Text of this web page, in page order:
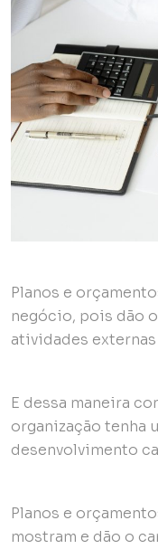
Planos e
negócio, pois dão
atividades
E dessa maneira
organização tenha
desenvolvimento
Planos e
mostram e dão o